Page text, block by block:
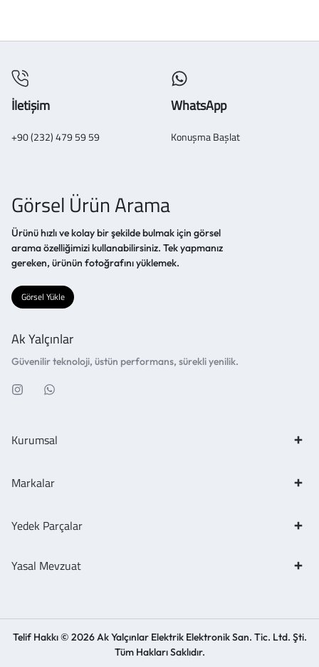
İletişim
+90 (232) 479 59 59
WhatsApp
Konuşma Başlat
Görsel Ürün Arama
Ürünü hızlı ve kolay bir şekilde bulmak için görsel
arama özelliğimizi kullanabilirsiniz. Tek yapmanız
gereken, ürünün fotoğrafını yüklemek.
Görsel Yükle
Ak Yalçınlar
Güvenilir teknoloji, üstün performans, sürekli yenilik.
Kurumsal
Markalar
Yedek Parçalar
Yasal Mevzuat
Telif Hakkı © 2026 Ak Yalçınlar Elektrik Elektronik San. Tic. Ltd. Şti.
Tüm Hakları Saklıdır.